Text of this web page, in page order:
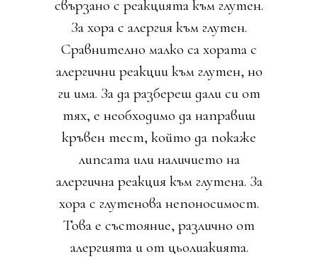
свързано с реакцията към глутен.
За хора с алергия към глутен.
Сравнително малко са хората с
алергични реакции към глутен, но
ги има. За да разбереш дали си от
тях, е необходимо да направиш
кръвен тест, който да покаже
липсата или наличието на
алергична реакция към глутена. За
хора с глутенова непоносимост.
Това е състояние, различно от
алергията и от цьолиакията.